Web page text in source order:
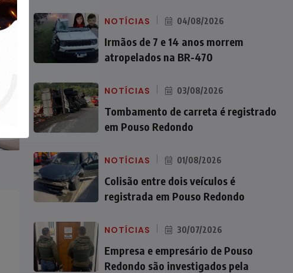
NOTÍCIAS 04/08/2026
Irmãos de 7 e 14 anos morrem
atropelados na BR-470
NOTÍCIAS 03/08/2026
Tombamento de carreta é registrado
em Pouso Redondo
NOTÍCIAS 01/08/2026
Colisão entre dois veículos é
registrada em Pouso Redondo
NOTÍCIAS 30/07/2026
Empresa e empresário de Pouso
Redondo são investigados pela